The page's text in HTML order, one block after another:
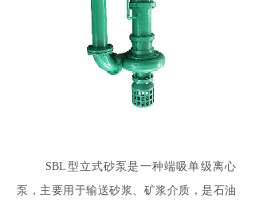
SBL型立式砂泵是一种端吸单级离心
泵，主要用于输送砂浆、矿浆介质，是石油